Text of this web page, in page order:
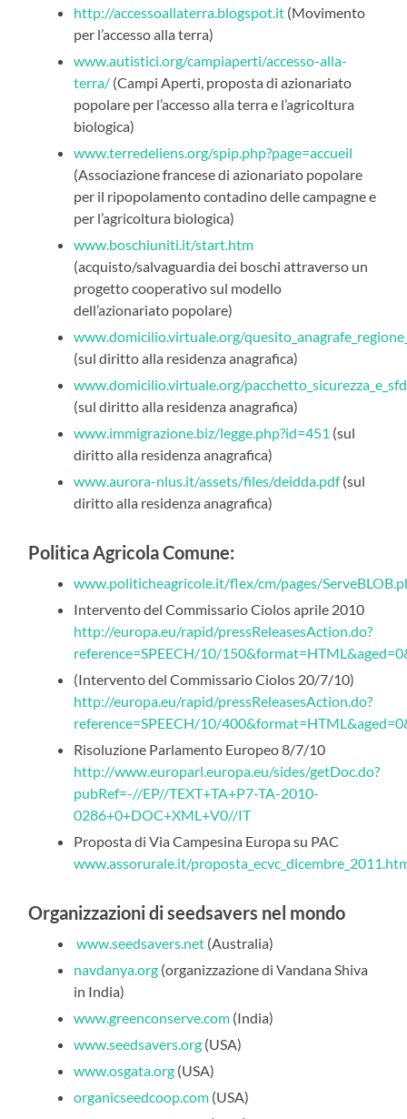
http://accessoallaterra.blogspot.it (Movimento
per l’accesso alla terra)
www.autistici.org/campiaperti/accesso-alla-
terra/ (Campi Aperti, proposta di azionariato
popolare per l’accesso alla terra e l’agricoltura
biologica)
www.terredeliens.org/spip.php?page=accueil
(Associazione francese di azionariato popolare
per il ripopolamento contadino delle campagne e
per l’agricoltura biologica)
www.boschiuniti.it/start.htm
(acquisto/salvaguardia dei boschi attraverso un
progetto cooperativo sul modello
dell’azionariato popolare)
www.domicilio.virtuale.org/
(sul diritto alla residenza anagrafica)
www.domicilio.virtuale.org/
(sul diritto alla residenza anagrafica)
www.immigrazione.biz/legge.php?id=451 (sul
diritto alla residenza anagrafica)
www.aurora-nlus.it/assets/files/deidda.pdf(sul
diritto alla residenza anagrafica)
Politica Agricola Comune:
www.politicheagricole.it/flex/cm/pages/
Intervento del Commissario Ciolos aprile 2010
http://europa.eu/rapid/pressReleasesAction.do?
reference=SPEECH/10/
(Intervento del Commissario Ciolos 20/7/10)
http://europa.eu/rapid/pressReleasesAction.do?
reference=SPEECH/10/
Risoluzione Parlamento Europeo 8/7/10
http://www.europarl.europa.eu/sides/getDoc.do?
pubRef=-//EP//TEXT+TA+P7-TA-2010-
0286+0+DOC+XML+V0//IT
Proposta di Via Campesina Europa su PAC
www.assorurale.it/
Organizzazioni di seedsavers nel mondo
www.seedsavers.net (Australia)
navdanya.org (organizzazione di Vandana Shiva
in India)
www.greenconserve.com (India)
www.seedsavers.org (USA)
www.osgata.org (USA)
organicseedcoop.com (USA)